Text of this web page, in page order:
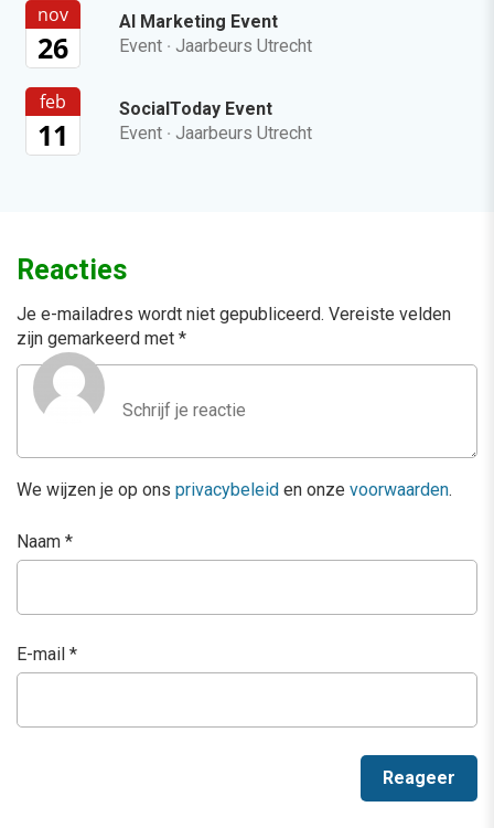
nov
26
AI Marketing Event
Event · Jaarbeurs Utrecht
feb
11
SocialToday Event
Event · Jaarbeurs Utrecht
Reacties
Je e-mailadres wordt niet gepubliceerd. Vereiste velden
zijn gemarkeerd met *
We wijzen je op ons privacybeleid en onze voorwaarden.
Naam *
E-mail *